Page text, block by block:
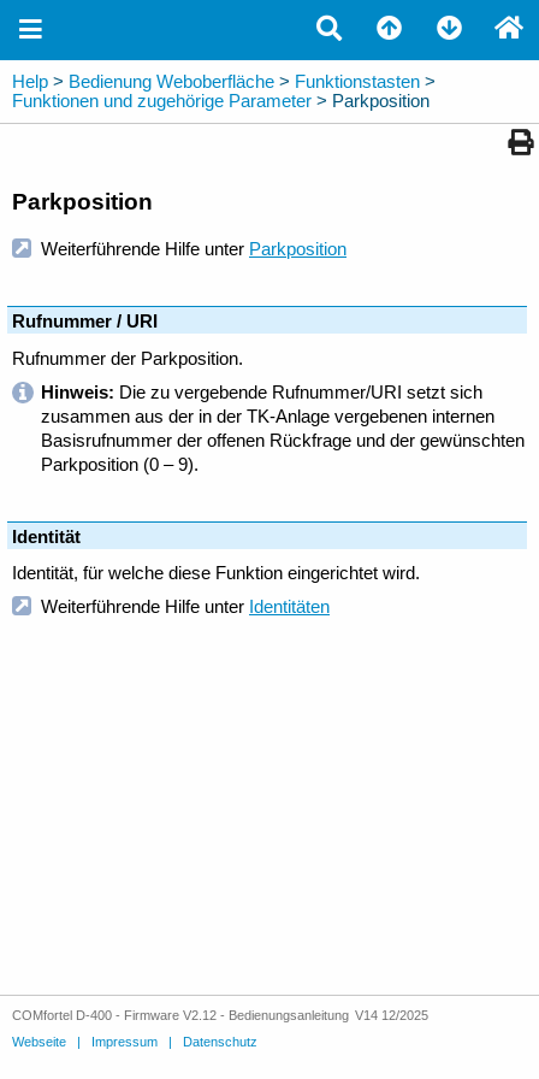
COMfortel D-400 - Firmware V2.12 - Bedienungsanleitung V14 12/2025
Webseite | Impressum | Datenschutz